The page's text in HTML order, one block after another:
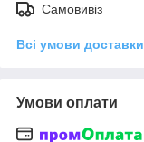
Самовивіз
Всі умови доставки
Умови оплати